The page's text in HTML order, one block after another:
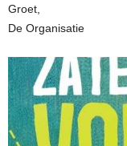
Groet,
De Organisatie